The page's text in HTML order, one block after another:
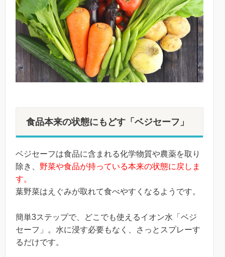
食品本来の状態にもどす「ベジセーフ」
ベジセーフは食品に含まれる化学物質や農薬を取り
除き、 野菜や食品が持っている本来の状態に戻しま
す。
葉野菜はえぐみが取れて食べやすくなるようです。
簡単3ステップで、どこでも使えるイオン水「ベジ
セーフ」。水に浸す必要もなく、さっとスプレーす
るだけです。